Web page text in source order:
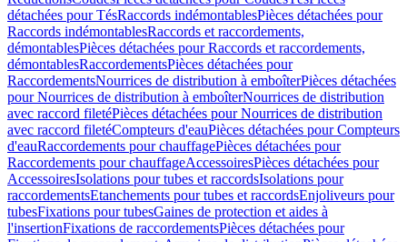
détachées pour TésRaccords indémontablesPièces détachées pour
Raccords indémontablesRaccords et raccordements,
démontablesPièces détachées pour Raccords et raccordements,
démontablesRaccordementsPièces détachées pour
RaccordementsNourrices de distribution à emboîterPièces détachées
pour Nourrices de distribution à emboîterNourrices de distribution
avec raccord filetéPièces détachées pour Nourrices de distribution
avec raccord filetéCompteurs d'eauPièces détachées pour Compteurs
d'eauRaccordements pour chauffagePièces détachées pour
Raccordements pour chauffageAccessoiresPièces détachées pour
AccessoiresIsolations pour tubes et raccordsIsolations pour
raccordementsEtanchements pour tubes et raccordsEnjoliveurs pour
tubesFixations pour tubesGaines de protection et aides à
l'insertionFixations de raccordementsPièces détachées pour